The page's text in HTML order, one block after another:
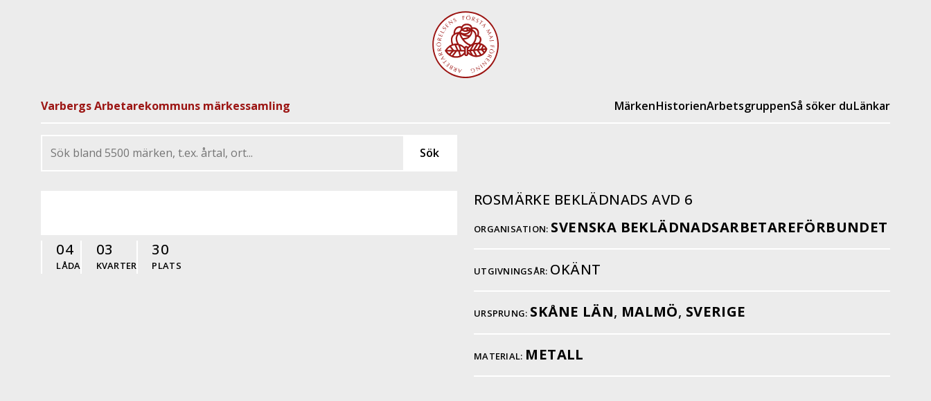
Varbergs Arbetarekommuns märkessamling MärkenHistorienArbetsgruppenSå söker duLänkar
04
LÅDA
03
KVARTER
30
PLATS
ROSMÄRKE BEKLÄDNADS AVD 6
ORGANISATION: SVENSKA BEKLÄDNADSARBETAREFÖRBUNDET
UTGIVNINGSÅR: OKÄNT
URSPRUNG: SKÅNE LÄN, MALMÖ, SVERIGE
MATERIAL: METALL